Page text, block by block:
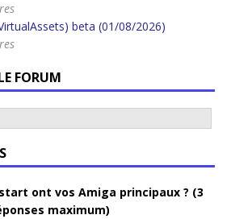
beta (01/08/2026)
FORUM
ont vos Amiga principaux ? (3
maximum)